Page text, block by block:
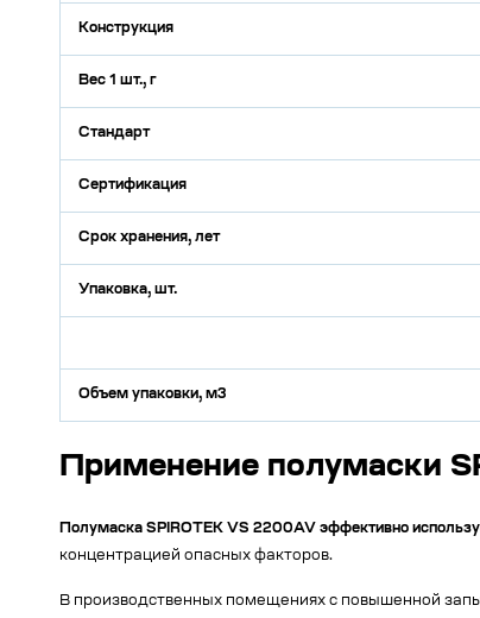
Конструкция
Вес 1 шт., г
Стандарт
Сертификация
Срок хранения, лет
Упаковка, шт.
Объем упаковки, м3
Применение полумаски
Полумаска SPIROTEK VS 2200AV эффективно
концентрацией опасных факторов.
В производственных помещениях с повышенной